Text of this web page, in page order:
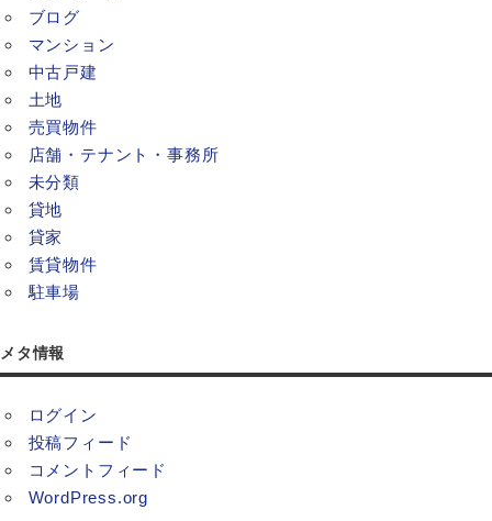
ブログ
マンション
中古戸建
土地
売買物件
店舗・テナント・事務所
未分類
貸地
貸家
賃貸物件
駐車場
メタ情報
ログイン
投稿フィード
コメントフィード
WordPress.org